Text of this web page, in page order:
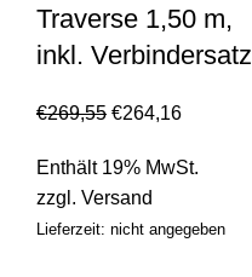
Traverse 1,50 m,
inkl. Verbindersatz
€269,55 €264,16
Enthält 19% MwSt.
zzgl. Versand
Lieferzeit: nicht angegeben